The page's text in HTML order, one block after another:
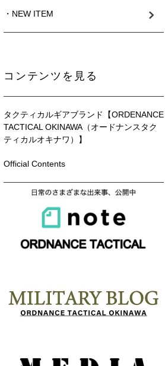
・NEW ITEM
コンテンツを見る
タクティカルギアブランド【ORDENANCE
TACTICAL OKINAWA（オードナンスタク
ティカルオキナワ）】
Official Contents